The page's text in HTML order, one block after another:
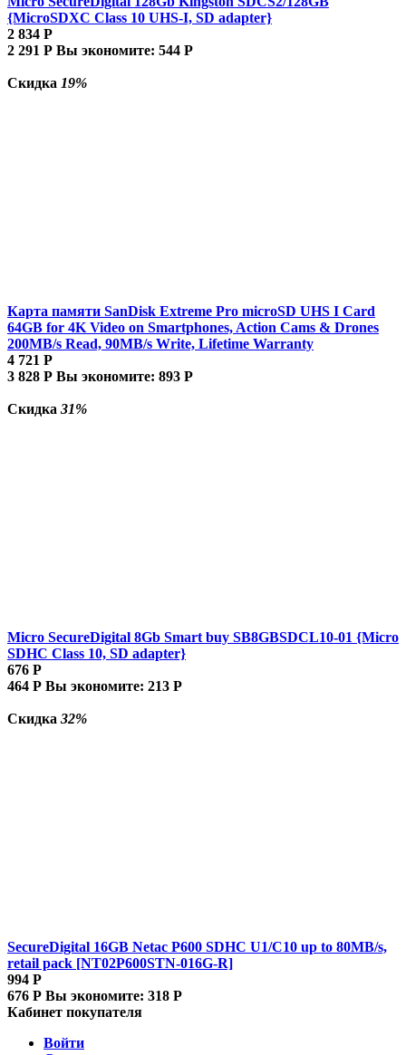
{MicroSDXC Class 10 UHS-I, SD adapter}
2 834 Р
2 291 Р Вы экономите: 544 Р
Скидка 19%
Карта памяти SanDisk Extreme Pro microSD UHS I Card
64GB for 4K Video on Smartphones, Action Cams & Drones
200MB/s Read, 90MB/s Write, Lifetime Warranty
4 721 Р
3 828 Р Вы экономите: 893 Р
Скидка 31%
Micro SecureDigital 8Gb Smart buy SB8GBSDCL10-01 {Micro
SDHC Class 10, SD adapter}
676 Р
464 Р Вы экономите: 213 Р
Скидка 32%
SecureDigital 16GB Netac P600 SDHC U1/C10 up to 80MB/s,
retail pack [NT02P600STN-016G-R]
994 Р
676 Р Вы экономите: 318 Р
Кабинет покупателя
Войти